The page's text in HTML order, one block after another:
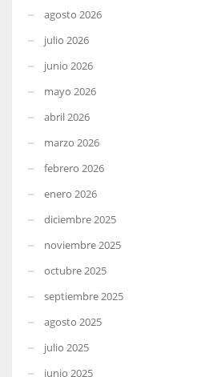
agosto 2026
julio 2026
junio 2026
mayo 2026
abril 2026
marzo 2026
febrero 2026
enero 2026
diciembre 2025
noviembre 2025
octubre 2025
septiembre 2025
agosto 2025
julio 2025
junio 2025